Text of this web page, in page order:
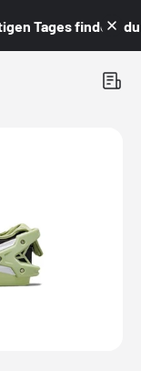
Tages findest du